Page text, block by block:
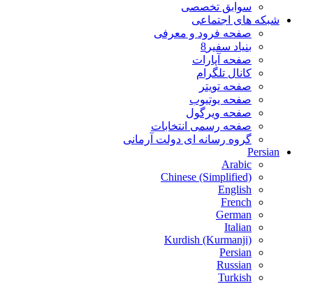
سوابق تخصصی
شبکه های اجتماعی
صفحه فرود و معرفی
بنیاد سفیر8
صفحه آپارات
کانال تلگرام
صفحه تویتر
صفحه یوتیوب
صفحه ویرگول
صفحه رسمی انتخابات
گروه رسانه ای دولت آرمانی
Persian
Arabic
Chinese (Simplified)
English
French
German
Italian
Kurdish (Kurmanji)
Persian
Russian
Turkish